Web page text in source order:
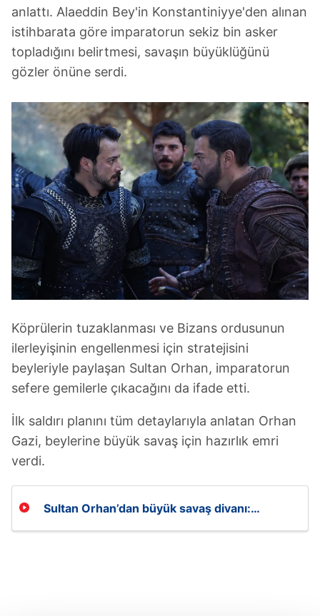
anlattı. Alaeddin Bey'in Konstantiniyye'den alınan
istihbarata göre imparatorun sekiz bin asker
topladığını belirtmesi, savaşın büyüklüğünü
gözler önüne serdi.
Köprülerin tuzaklanması ve Bizans ordusunun
ilerleyişinin engellenmesi için stratejisini
beyleriyle paylaşan Sultan Orhan, imparatorun
sefere gemilerle çıkacağını da ifade etti.
İlk saldırı planını tüm detaylarıyla anlatan Orhan
Gazi, beylerine büyük savaş için hazırlık emri
verdi.
Sultan Orhan’dan büyük savaş divanı: